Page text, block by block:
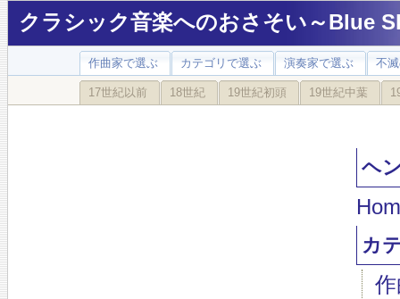
クラシック音楽へのおさそい～Blue
作曲家で選ぶ カテゴリで選ぶ 演奏家で選ぶ 不
17世紀以前 18世紀 19世紀初頭 19世紀中葉
ヘ
カ